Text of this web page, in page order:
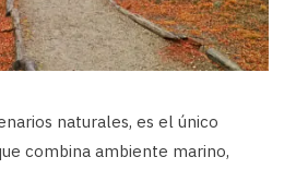
naturales, es el único
combina ambiente marino,